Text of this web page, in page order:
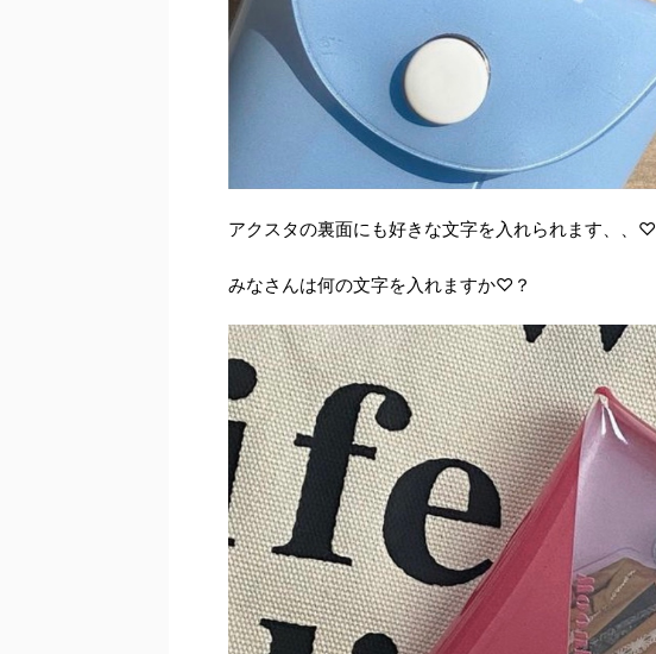
アクスタの裏面にも好きな文字を入れられます、、♡
みなさんは何の文字を入れますか♡？